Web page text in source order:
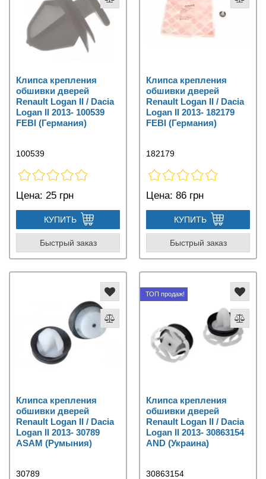
Клипса крепления
обшивки дверей
Renault Logan II / Dacia
Logan II 2013- 100539
FEBI (Германия)
100539
Цена: 25 грн
КУПИТЬ
Быстрый заказ
Клипса крепления
обшивки дверей
Renault Logan II / Dacia
Logan II 2013- 182179
FEBI (Германия)
182179
Цена: 86 грн
КУПИТЬ
Быстрый заказ
Клипса крепления
обшивки дверей
Renault Logan II / Dacia
Logan II 2013- 30789
ASAM (Румыния)
30789
ТОП продаж!
Клипса крепления
обшивки дверей
Renault Logan II / Dacia
Logan II 2013- 30863154
AND (Украина)
30863154